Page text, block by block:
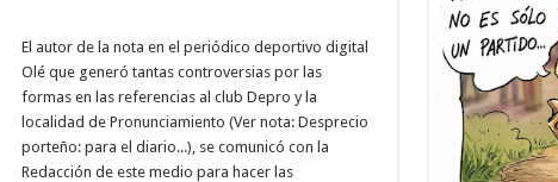
El autor de la nota en el periódico deportivo digital
Olé que generó tantas controversias por las
formas en las referencias al club Depro y la
localidad de Pronunciamiento (Ver nota: Desprecio
porteño: para el diario...), se comunicó con la
Redacción de este medio para hacer las